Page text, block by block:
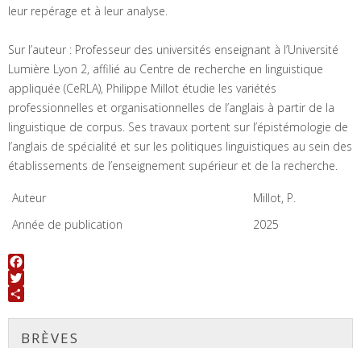
leur repérage et à leur analyse.
Sur l’auteur : Professeur des universités enseignant à l’Université
Lumière Lyon 2, affilié au Centre de recherche en linguistique
appliquée (CeRLA), Philippe Millot étudie les variétés
professionnelles et organisationnelles de l’anglais à partir de la
linguistique de corpus. Ses travaux portent sur l’épistémologie de
l’anglais de spécialité et sur les politiques linguistiques au sein des
établissements de l’enseignement supérieur et de la recherche.
Auteur
Millot, P.
Année de publication
2025
Facebook
Twitter
BRÈVES